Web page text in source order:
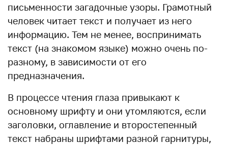
письменности загадочные узоры. Грамотный
человек читает текст и получает из него
информацию. Тем не менее, воспринимать
текст (на знакомом языке) можно очень по-
разному, в зависимости от его
предназначения.
В процессе чтения глаза привыкают к
основному шрифту и они утомляются, если
заголовки, оглавление и второстепенный
текст набраны шрифтами разной гарнитуры,